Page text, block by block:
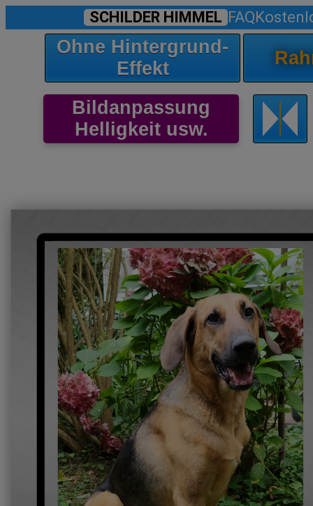
SCHILDER HIMMEL FAQ
Ohne Hintergrund-
Effekt
Bildanpassung
Helligkeit usw.